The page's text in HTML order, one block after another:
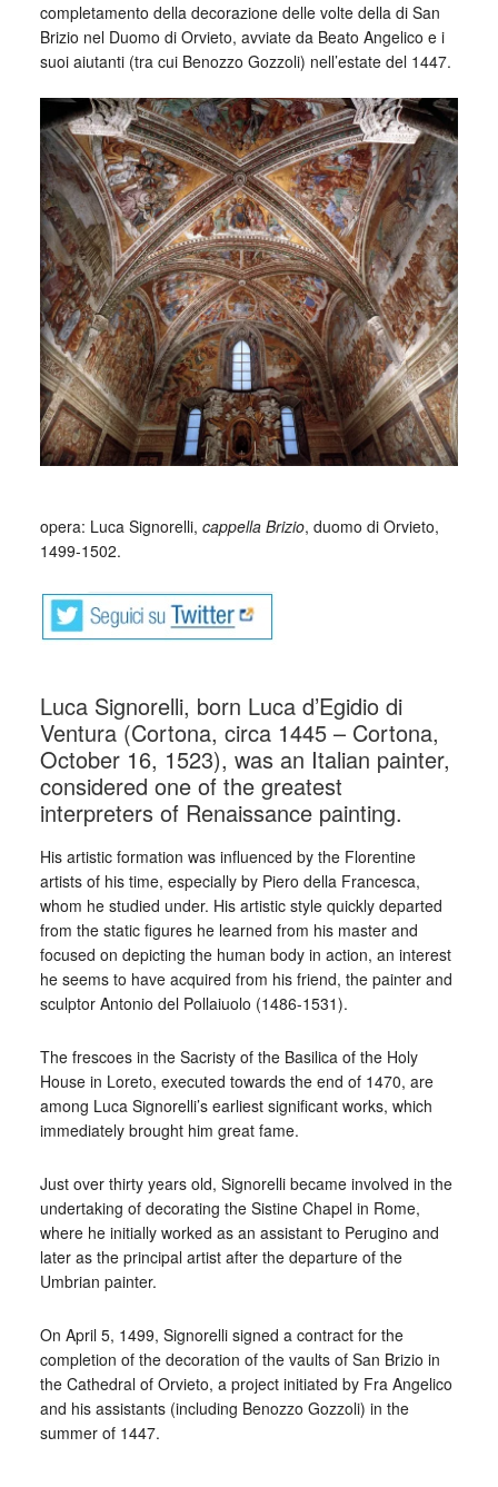
completamento della decorazione delle volte della di San
Brizio nel Duomo di Orvieto, avviate da Beato Angelico e i
suoi aiutanti (tra cui Benozzo Gozzoli) nell’estate del 1447.
opera: Luca Signorelli, cappella Brizio, duomo di Orvieto,
1499-1502.
Luca Signorelli, born Luca d’Egidio di
Ventura (Cortona, circa 1445 – Cortona,
October 16, 1523), was an Italian painter,
considered one of the greatest
interpreters of Renaissance painting.
His artistic formation was influenced by the Florentine
artists of his time, especially by Piero della Francesca,
whom he studied under. His artistic style quickly departed
from the static figures he learned from his master and
focused on depicting the human body in action, an interest
he seems to have acquired from his friend, the painter and
sculptor Antonio del Pollaiuolo (1486-1531).
The frescoes in the Sacristy of the Basilica of the Holy
House in Loreto, executed towards the end of 1470, are
among Luca Signorelli’s earliest significant works, which
immediately brought him great fame.
Just over thirty years old, Signorelli became involved in the
undertaking of decorating the Sistine Chapel in Rome,
where he initially worked as an assistant to Perugino and
later as the principal artist after the departure of the
Umbrian painter.
On April 5, 1499, Signorelli signed a contract for the
completion of the decoration of the vaults of San Brizio in
the Cathedral of Orvieto, a project initiated by Fra Angelico
and his assistants (including Benozzo Gozzoli) in the
summer of 1447.